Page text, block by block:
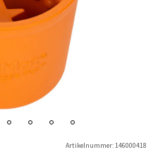
Artikelnummer:146000418